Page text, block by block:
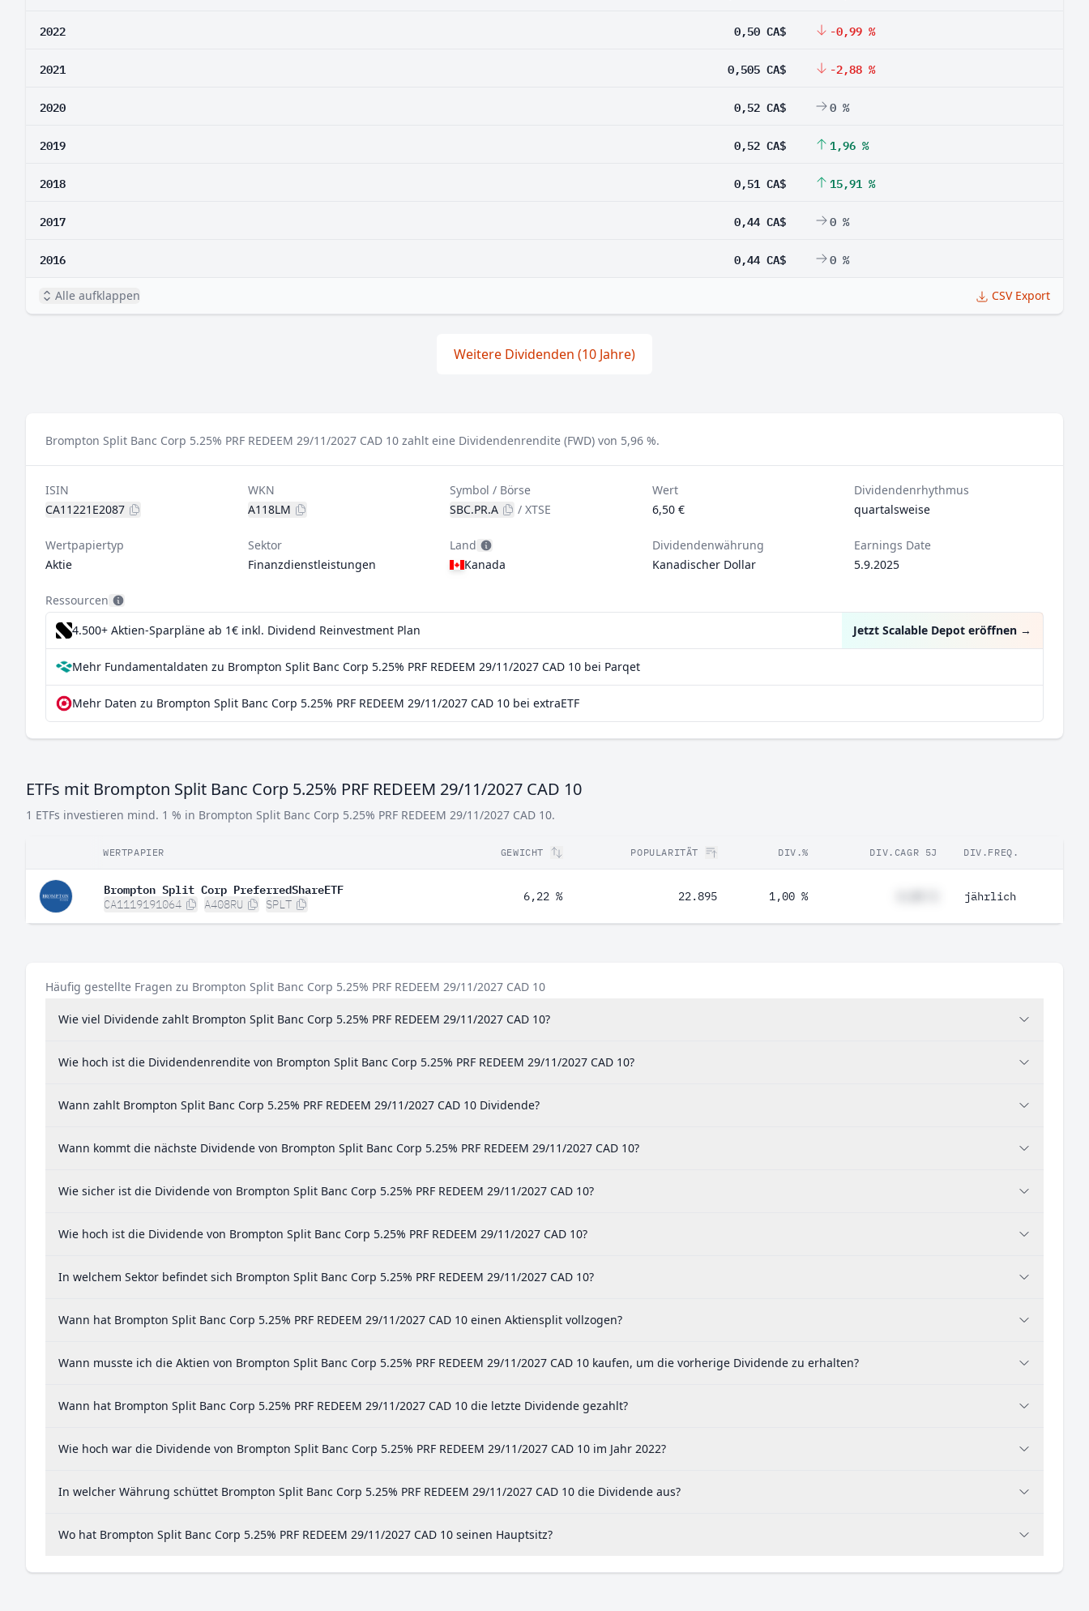
2022 0,50 CA$ -0,99 %
2021 0,505 CA$ -2,88 %
2020 0,52 CA$ 0 %
2019 0,52 CA$ 1,96 %
2018 0,51 CA$ 15,91 %
2017 0,44 CA$ 0 %
2016 0,44 CA$ 0 %
Alle aufklappen CSV Export
Weitere Dividenden (10 Jahre)
Brompton Split Banc Corp 5.25% PRF REDEEM 29/11/2027 CAD 10 zahlt eine Dividendenrendite (FWD) von 5,96 %.
ISIN
CA11221E2087
WKN
A118LM
Symbol / Börse
SBC.PR.A
/XTSE
Wert
6,50 €
Dividendenrhythmus
quartalsweise
Wertpapiertyp
Aktie
Sektor
Finanzdienstleistungen
Land
Kanada
Dividendenwährung
Kanadischer Dollar
Earnings Date
5.9.2025
Ressourcen
4.500+ Aktien-Sparpläne ab 1€ inkl. Dividend Reinvestment Plan Jetzt Scalable Depot eröffnen →
Mehr Fundamentaldaten zu Brompton Split Banc Corp 5.25% PRF REDEEM 29/11/2027 CAD 10 bei Parqet
Mehr Daten zu Brompton Split Banc Corp 5.25% PRF REDEEM 29/11/2027 CAD 10 bei extraETF
ETFs mit Brompton Split Banc Corp 5.25% PRF REDEEM 29/11/2027 CAD 10
1 ETFs investieren mind. 1 % in Brompton Split Banc Corp 5.25% PRF REDEEM 29/11/2027 CAD 10.
WERTPAPIER GEWICHT POPULARITÄT DIV.% DIV.CAGR 5J DIV.FREQ.
Brompton Split Corp PreferredShareETF
CA1119191064 A408RU SPLT
6,22 % 22.895 1,00 % jährlich
Häufig gestellte Fragen zu Brompton Split Banc Corp 5.25% PRF REDEEM 29/11/2027 CAD 10
Wie viel Dividende zahlt Brompton Split Banc Corp 5.25% PRF REDEEM 29/11/2027 CAD 10?
Wie hoch ist die Dividendenrendite von Brompton Split Banc Corp 5.25% PRF REDEEM 29/11/2027 CAD 10?
Wann zahlt Brompton Split Banc Corp 5.25% PRF REDEEM 29/11/2027 CAD 10 Dividende?
Wann kommt die nächste Dividende von Brompton Split Banc Corp 5.25% PRF REDEEM 29/11/2027 CAD 10?
Wie sicher ist die Dividende von Brompton Split Banc Corp 5.25% PRF REDEEM 29/11/2027 CAD 10?
Wie hoch ist die Dividende von Brompton Split Banc Corp 5.25% PRF REDEEM 29/11/2027 CAD 10?
In welchem Sektor befindet sich Brompton Split Banc Corp 5.25% PRF REDEEM 29/11/2027 CAD 10?
Wann hat Brompton Split Banc Corp 5.25% PRF REDEEM 29/11/2027 CAD 10 einen Aktiensplit vollzogen?
Wann musste ich die Aktien von Brompton Split Banc Corp 5.25% PRF REDEEM 29/11/2027 CAD 10 kaufen, um die vorherige Dividende zu erhalten?
Wann hat Brompton Split Banc Corp 5.25% PRF REDEEM 29/11/2027 CAD 10 die letzte Dividende gezahlt?
Wie hoch war die Dividende von Brompton Split Banc Corp 5.25% PRF REDEEM 29/11/2027 CAD 10 im Jahr 2022?
In welcher Währung schüttet Brompton Split Banc Corp 5.25% PRF REDEEM 29/11/2027 CAD 10 die Dividende aus?
Wo hat Brompton Split Banc Corp 5.25% PRF REDEEM 29/11/2027 CAD 10 seinen Hauptsitz?